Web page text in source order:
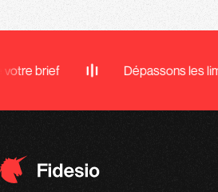
Dépassons les limites de